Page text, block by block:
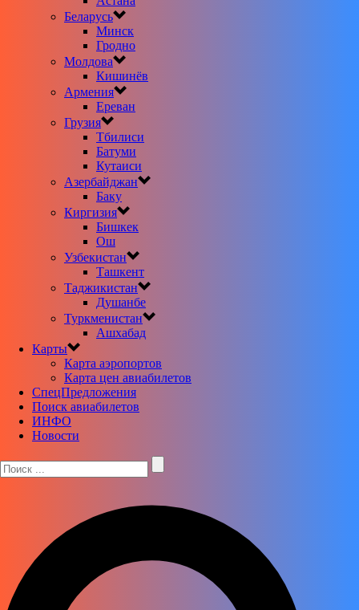
Беларусь
Минск
Гродно
Молдова
Кишинёв
Армения
Ереван
Грузия
Тбилиси
Батуми
Кутаиси
Азербайджан
Баку
Киргизия
Бишкек
Ош
Узбекистан
Ташкент
Таджикистан
Душанбе
Туркменистан
Ашхабад
Карты
Карта аэропортов
Карта цен авиабилетов
CпецПредложения
Поиск авиабилетов
ИНФО
Новости